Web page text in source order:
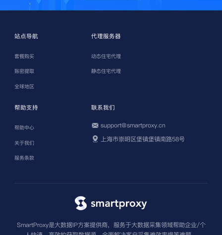
站点导航
套餐购买
账密提取
全球地区
代理服务器
动态住宅代理
静态住宅代理
帮助支持
帮助中心
关于我们
服务条款
联系我们
support@smartproxy.cn
上海市崇明区堡镇堡镇南路58号
SmartProxy是大数据IP方案提供商，服务于大数据采集领域帮助企业/个